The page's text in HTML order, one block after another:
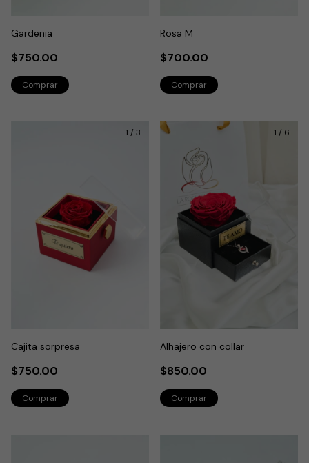
Gardenia
$750.00
Rosa M
$700.00
1 / 3
Cajita sorpresa
$750.00
1 / 6
Alhajero con collar
$850.00